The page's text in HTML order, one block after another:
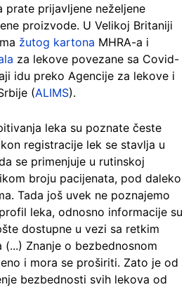
prate prijavljene neželjene
proizvode. U Velikoj Britaniji
žutog kartona MHRA-a i
za lekove povezane sa Covid-
idu preko Agencije za lekove i
(ALIMS).
leka su poznate česte
registracije lek se stavlja u
se primenjuje u rutinskoj
broju pacijenata, pod daleko
Tada još uvek ne poznajemo
leka, odnosno informacije su
dostupne u vezi sa retkim
(...) Znanje o bezbednosnom
i mora se proširiti. Zato je od
bezbednosti svih lekova od